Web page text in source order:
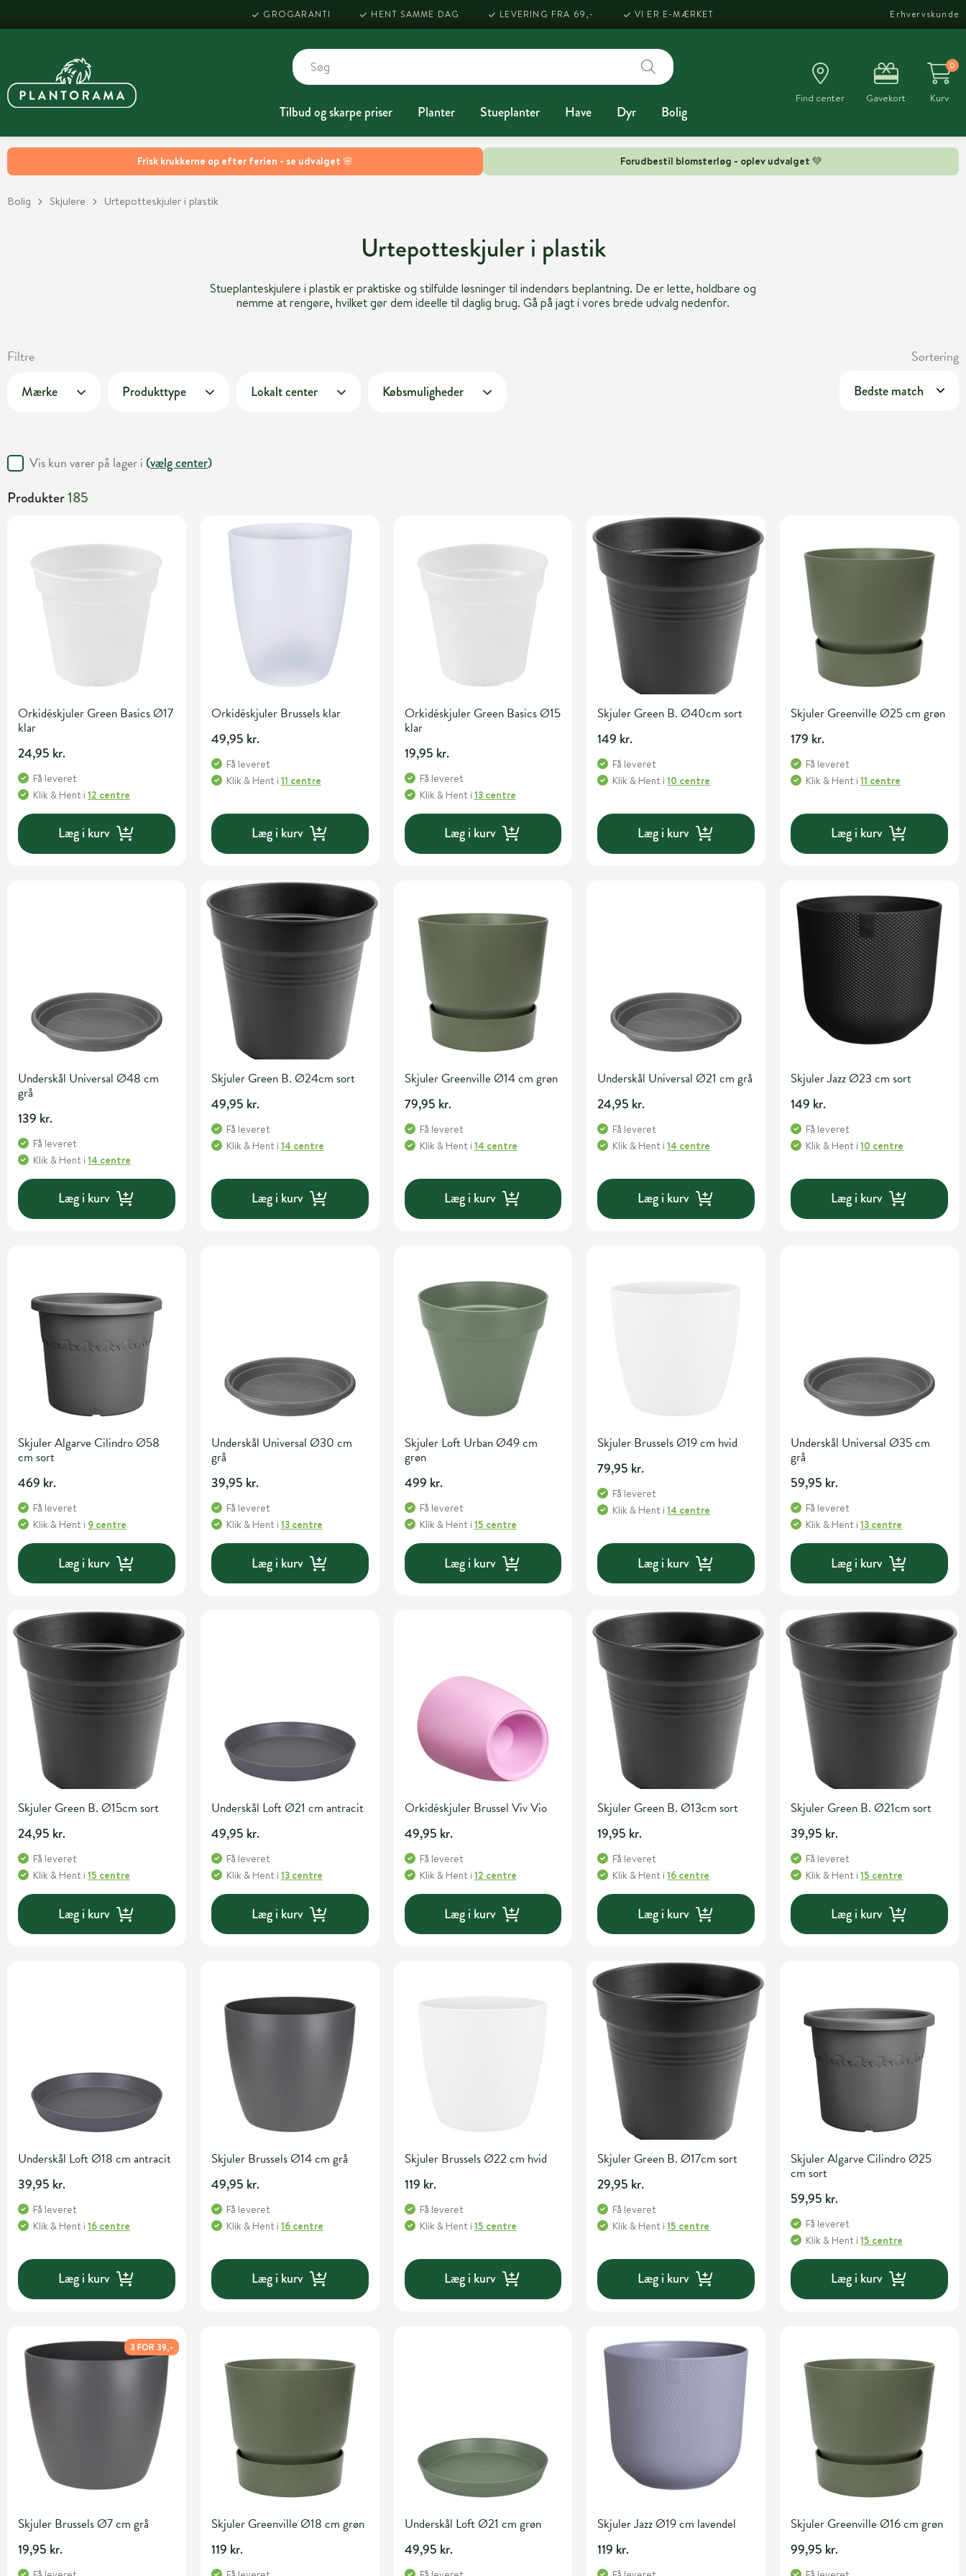
Frisk krukkerne op efter ferien - se udvalget 🌸 Forudbestil blomsterløg - oplev udvalget 💚
GROGARANTI HENT SAMME DAG LEVERING FRA 69,- VI ER E-MÆRKET Erhvervskunde
Tilbud og skarpe priser Planter Stueplanter Have Dyr Bolig
Find center Gavekort
0
Kurv
Bolig Skjulere Urtepotteskjuler i plastik
Urtepotteskjuler i plastik
Stueplanteskjulere i plastik er praktiske og stilfulde løsninger til indendørs beplantning. De er lette, holdbare og
nemme at rengøre, hvilket gør dem ideelle til daglig brug. Gå på jagt i vores brede udvalg nedenfor.
Filtre Sortering
Mærke Produkttype Lokalt center Købsmuligheder
Vis kun varer på lager i (vælg center)
Produkter185
Orkidéskjuler Green Basics Ø17
klar
24,95 kr.
Få leveret
Klik & Hent i 12 centre
Læg i kurv
Orkidéskjuler Brussels klar
49,95 kr.
Få leveret
Klik & Hent i 11 centre
Læg i kurv
Orkidéskjuler Green Basics Ø15
klar
19,95 kr.
Få leveret
Klik & Hent i 13 centre
Læg i kurv
Skjuler Green B. Ø40cm sort
149 kr.
Få leveret
Klik & Hent i10 centre
Læg i kurv
Skjuler Greenville Ø25 cm grøn
179 kr.
Få leveret
Klik & Hent i11 centre
Læg i kurv
Underskål Universal Ø48 cm
grå
139 kr.
Få leveret
Klik & Hent i 14 centre
Læg i kurv
Skjuler Green B. Ø24cm sort
49,95 kr.
Få leveret
Klik & Hent i 14 centre
Læg i kurv
Skjuler Greenville Ø14 cm grøn
79,95 kr.
Få leveret
Klik & Hent i 14 centre
Læg i kurv
Underskål Universal Ø21 cm grå
24,95 kr.
Få leveret
Klik & Hent i14 centre
Læg i kurv
Skjuler Jazz Ø23 cm sort
149 kr.
Få leveret
Klik & Hent i10 centre
Læg i kurv
Skjuler Algarve Cilindro Ø58
cm sort
469 kr.
Få leveret
Klik & Hent i 9 centre
Læg i kurv
Underskål Universal Ø30 cm
grå
39,95 kr.
Få leveret
Klik & Hent i 13 centre
Læg i kurv
Skjuler Loft Urban Ø49 cm
grøn
499 kr.
Få leveret
Klik & Hent i 15 centre
Læg i kurv
Skjuler Brussels Ø19 cm hvid
79,95 kr.
Få leveret
Klik & Hent i14 centre
Læg i kurv
Underskål Universal Ø35 cm
grå
59,95 kr.
Få leveret
Klik & Hent i13 centre
Læg i kurv
Skjuler Green B. Ø15cm sort
24,95 kr.
Få leveret
Klik & Hent i 15 centre
Læg i kurv
Underskål Loft Ø21 cm antracit
49,95 kr.
Få leveret
Klik & Hent i 13 centre
Læg i kurv
Orkidéskjuler Brussel Viv Vio
49,95 kr.
Få leveret
Klik & Hent i 12 centre
Læg i kurv
Skjuler Green B. Ø13cm sort
19,95 kr.
Få leveret
Klik & Hent i16 centre
Læg i kurv
Skjuler Green B. Ø21cm sort
39,95 kr.
Få leveret
Klik & Hent i15 centre
Læg i kurv
Underskål Loft Ø18 cm antracit
39,95 kr.
Få leveret
Klik & Hent i 16 centre
Læg i kurv
Skjuler Brussels Ø14 cm grå
49,95 kr.
Få leveret
Klik & Hent i 16 centre
Læg i kurv
Skjuler Brussels Ø22 cm hvid
119 kr.
Få leveret
Klik & Hent i 15 centre
Læg i kurv
Skjuler Green B. Ø17cm sort
29,95 kr.
Få leveret
Klik & Hent i15 centre
Læg i kurv
Skjuler Algarve Cilindro Ø25
cm sort
59,95 kr.
Få leveret
Klik & Hent i15 centre
Læg i kurv
3 FOR 39,-
Skjuler Brussels Ø7 cm grå
19,95 kr.
Skjuler Greenville Ø18 cm grøn
119 kr.
Underskål Loft Ø21 cm grøn
49,95 kr.
Skjuler Jazz Ø19 cm lavendel
119 kr.
Skjuler Greenville Ø16 cm grøn
99,95 kr.